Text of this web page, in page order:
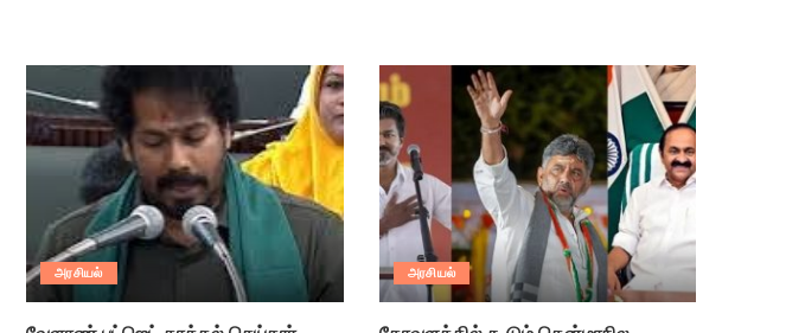
அரசியல் அரசியல்